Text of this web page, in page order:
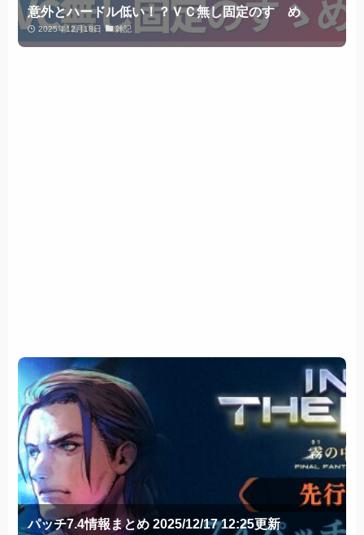
意外とハードル低い！？ＶＣ無し固定のすゝめ
2025年12月18日 雑記
パッチ7.4情報まとめ 2025/12/17 12:25更新